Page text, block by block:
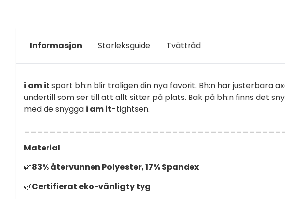
Informasjon Storleksguide Tvättråd
i am itsport bh:n blir troligen din nya favorit. Bh:n har justerbara
undertill som ser till att allt sitter på plats. Bak på bh:n finns det
med de snygga i am it-tightsen.
Material
🌿83% återvunnen Polyester, 17% Spandex
🌿Certifierat eko-vänligty tyg